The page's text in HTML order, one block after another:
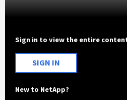
Sign in to view the entire
SIGN IN
New to NetApp?